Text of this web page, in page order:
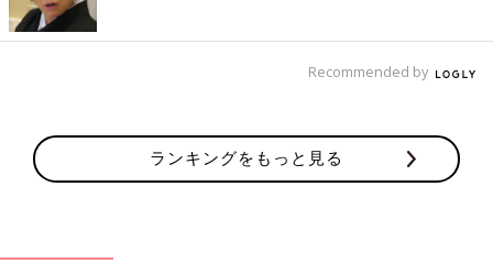
Recommended by
ランキングをもっと見る